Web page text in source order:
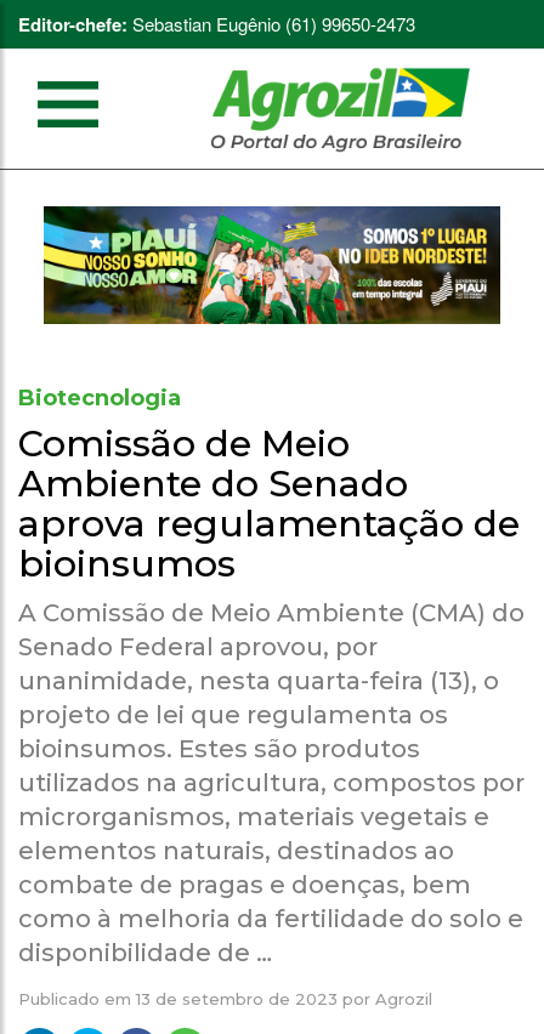
Editor-chefe: Sebastian Eugênio (61) 99650-2473
Biotecnologia
Comissão de Meio
Ambiente do Senado
aprova regulamentação de
bioinsumos
A Comissão de Meio Ambiente (CMA) do
Senado Federal aprovou, por
unanimidade, nesta quarta-feira (13), o
projeto de lei que regulamenta os
bioinsumos. Estes são produtos
utilizados na agricultura, compostos por
microrganismos, materiais vegetais e
elementos naturais, destinados ao
combate de pragas e doenças, bem
como à melhoria da fertilidade do solo e
disponibilidade de …
Publicado em13 de setembro de 2023 por Agrozil